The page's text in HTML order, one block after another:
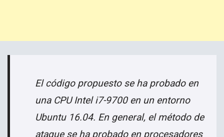
El código propuesto se ha probado en
una CPU Intel i7-9700 en un entorno
Ubuntu 16.04. En general, el método de
ataque se ha probado en procesadores